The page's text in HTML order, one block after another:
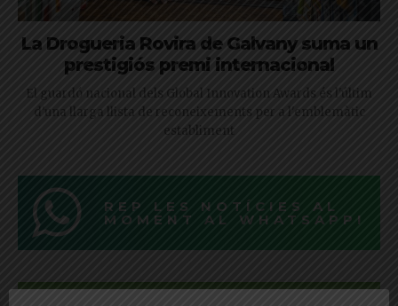
La Drogueria Rovira de Galvany suma un
prestigiós premi internacional
El guardó nacional dels Global Innovation Awards és l'últim
d'una llarga llista de reconeixements per a l'emblemàtic
establiment
REP LES NOTÍCIES AL
MOMENT AL WHATSAPP!